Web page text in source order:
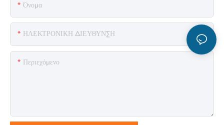
Όνομα
ΗΛΕΚΤΡΟΝΙΚΗ ΔΙΕΥΘΥΝΣΗ
Περιεχόμενο